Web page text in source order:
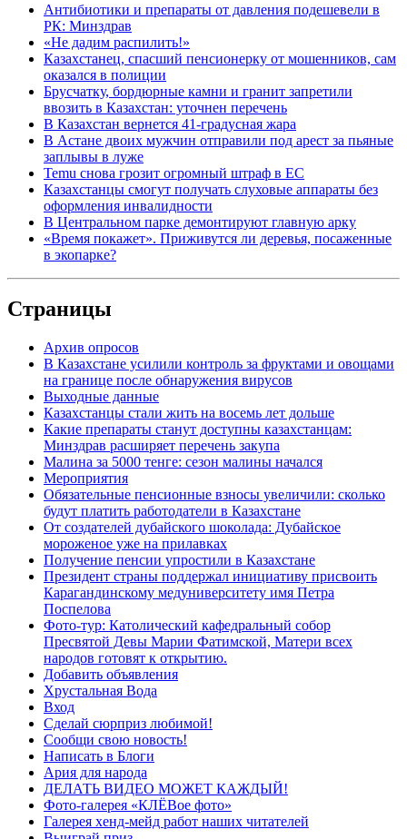
Антибиотики и препараты от давления подешевели в
РК: Минздрав
«Не дадим распилить!»
Казахстанец, спасший пенсионерку от мошенников, сам
оказался в полиции
Брусчатку, бордюрные камни и гранит запретили
ввозить в Казахстан: уточнен перечень
В Казахстан вернется 41-градусная жара
В Астане двоих мужчин отправили под арест за пьяные
заплывы в луже
Temu снова грозит огромный штраф в ЕС
Казахстанцы смогут получать слуховые аппараты без
оформления инвалидности
В Центральном парке демонтируют главную арку
«Время покажет». Приживутся ли деревья, посаженные
в экопарке?
Страницы
Архив опросов
В Казахстане усилили контроль за фруктами и овощами
на границе после обнаружения вирусов
Выходные данные
Казахстанцы стали жить на восемь лет дольше
Какие препараты станут доступны казахстанцам:
Минздрав расширяет перечень закупа
Малина за 5000 тенге: сезон малины начался
Мероприятия
Обязательные пенсионные взносы увеличили: сколько
будут платить работодатели в Казахстане
От создателей дубайского шоколада: Дубайское
мороженое уже на прилавках
Получение пенсии упростили в Казахстане
Президент страны поддержал инициативу присвоить
Карагандинскому медуниверситету имя Петра
Поспелова
Фото-тур: Католический кафедральный собор
Пресвятой Девы Марии Фатимской, Матери всех
народов готовят к открытию.
Добавить объявления
Хрустальная Вода
Вход
Сделай сюрприз любимой!
Сообщи свою новость!
Написать в Блоги
Ария для народа
ДЕЛАТЬ ВИДЕО МОЖЕТ КАЖДЫЙ!
Фото-галерея «КЛЁВое фото»
Галерея хенд-мейд работ наших читателей